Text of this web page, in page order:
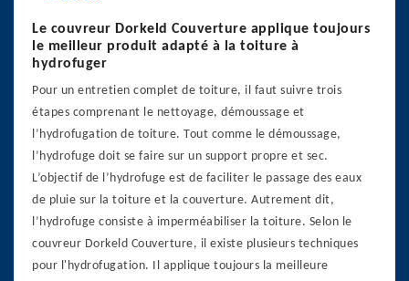
Le couvreur Dorkeld Couverture applique toujours
le meilleur produit adapté à la toiture à
hydrofuger
Pour un entretien complet de toiture, il faut suivre trois
étapes comprenant le nettoyage, démoussage et
l’hydrofugation de toiture. Tout comme le démoussage,
l’hydrofuge doit se faire sur un support propre et sec.
L’objectif de l’hydrofuge est de faciliter le passage des eaux
de pluie sur la toiture et la couverture. Autrement dit,
l’hydrofuge consiste à imperméabiliser la toiture. Selon le
couvreur Dorkeld Couverture, il existe plusieurs techniques
pour l'hydrofugation. Il applique toujours la meilleure